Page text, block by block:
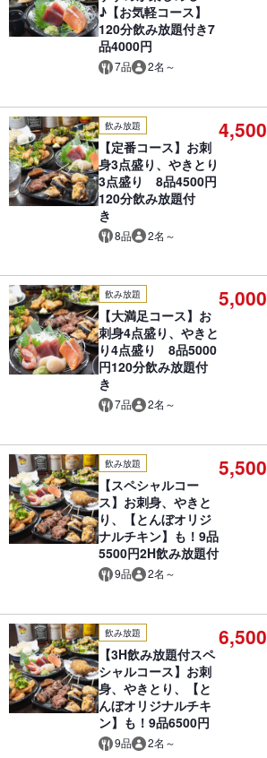
♪【お気軽コース】
120分飲み放題付き7
品4000円
7品 2名～
飲み放題
【定番コース】お刺
身3点盛り、やきとり
3点盛り 8品4500円
120分飲み放題付
き
8品 2名～
4,500
飲み放題
【大満足コース】お
刺身4点盛り、やきと
り4点盛り 8品5000
円120分飲み放題付
き
7品 2名～
5,000
飲み放題
【スペシャルコー
ス】お刺身、やきと
り、【とんぼオリジ
ナルチキン】も！9品
5500円2H飲み放題付
9品 2名～
5,500
飲み放題
【3H飲み放題付スペ
シャルコース】お刺
身、やきとり、【と
んぼオリジナルチキ
ン】も！9品6500円
9品 2名～
6,500